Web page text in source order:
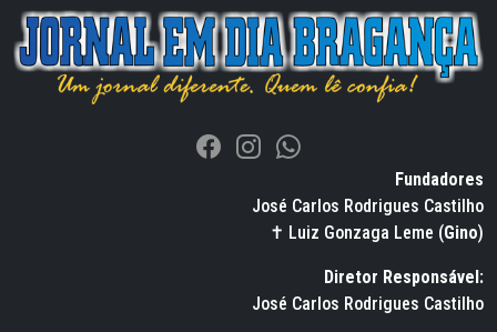
Fundadores
José Carlos Rodrigues Castilho
✝ Luiz Gonzaga Leme (Gino)
Diretor Responsável:
José Carlos Rodrigues Castilho